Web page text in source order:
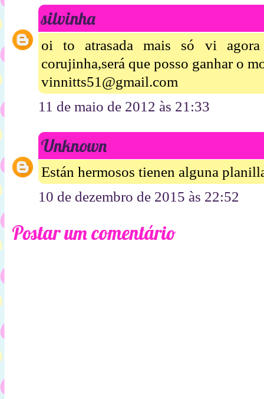
silvinha
oi to atrasada mais só vi agora
corujinha,será que posso ganhar o
vinnitts51@gmail.com
11 de maio de 2012 às 21:33
Unknown
Están hermosos tienen alguna
10 de dezembro de 2015 às 22:52
Postar um comentário